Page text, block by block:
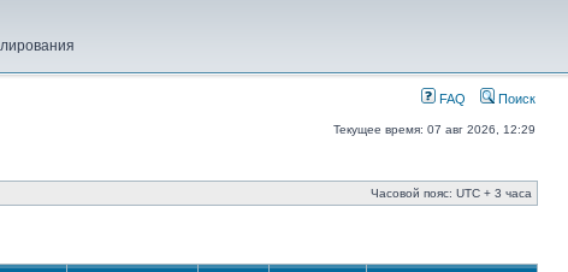
FAQ Поиск
Текущее время: 07 авг 2026, 12:29
Часовой пояс: UTC + 3 часа